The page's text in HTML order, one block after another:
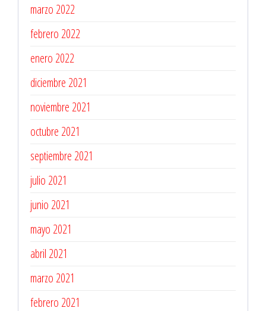
marzo 2022
febrero 2022
enero 2022
diciembre 2021
noviembre 2021
octubre 2021
septiembre 2021
julio 2021
junio 2021
mayo 2021
abril 2021
marzo 2021
febrero 2021